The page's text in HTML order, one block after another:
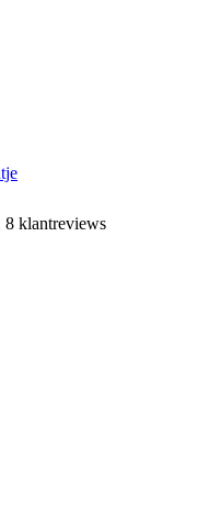
8 klantreviews